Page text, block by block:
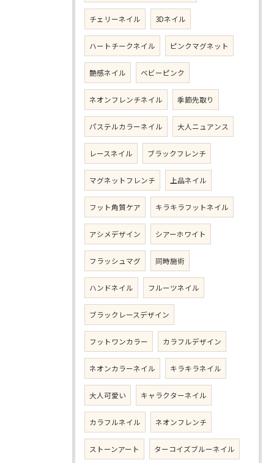
チェリーネイル 3Dネイル
ハートチークネイル ピンクマグネット
艶感ネイル ベビーピンク
ネオンフレンチネイル 季節先取り
パステルカラーネイル 大人ニュアンス
レースネイル ブラックフレンチ
マグネットフレンチ 上品ネイル
フット角質ケア キラキラフットネイル
アシメデザイン シアーホワイト
フラッシュマグ 同時施術
ハンドネイル フルーツネイル
ブラックレースデザイン
フットワンカラー カラフルデザイン
ネオンカラーネイル キラキラネイル
大人可愛い キャラクターネイル
カラフルネイル ネオンフレンチ
ストーンアート ターコイズブルーネイル